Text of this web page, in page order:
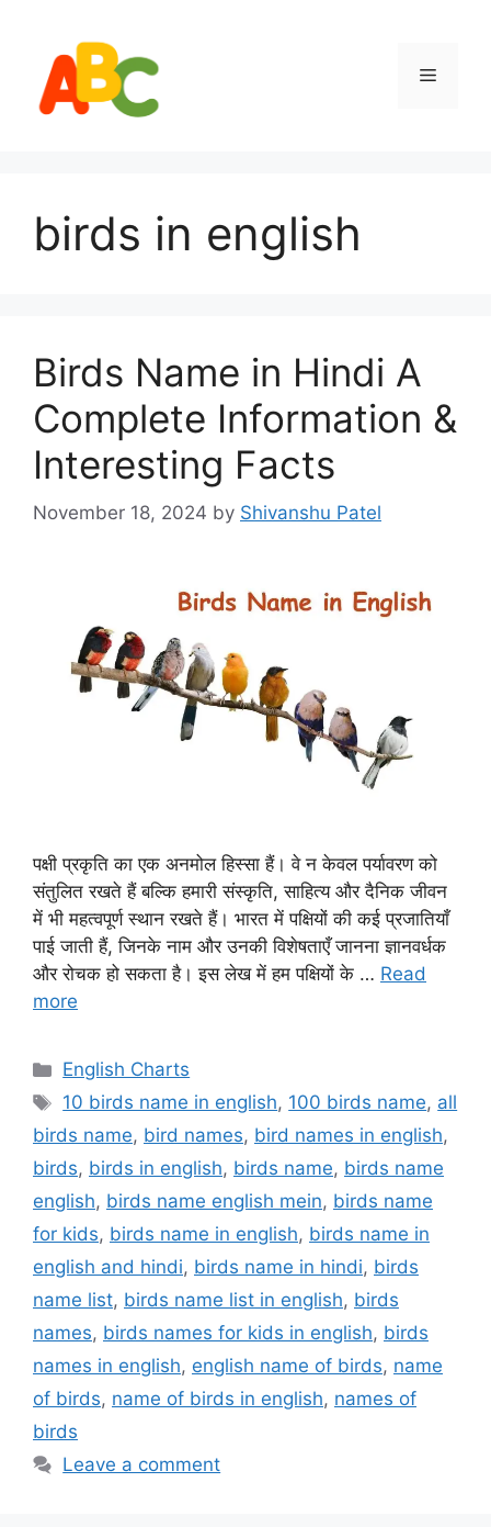
content
Menu
birds in english
Birds Name in Hindi A
Complete Information &
Interesting Facts
November 18, 2024 by Shivanshu Patel
पक्षी प्रकृति का एक अनमोल हिस्सा हैं। वे न केवल पर्यावरण को
संतुलित रखते हैं बल्कि हमारी संस्कृति, साहित्य और दैनिक जीवन
में भी महत्वपूर्ण स्थान रखते हैं। भारत में पक्षियों की कई प्रजातियाँ
पाई जाती हैं, जिनके नाम और उनकी विशेषताएँ जानना ज्ञानवर्धक
और रोचक हो सकता है। इस लेख में हम पक्षियों के … Read
more
Categories
English Charts
Tags
10 birds name in english, 100 birds name, all
birds name, bird names, bird names in english,
birds, birds in english, birds name, birds name
english, birds name english mein, birds name
for kids, birds name in english, birds name in
english and hindi, birds name in hindi, birds
name list, birds name list in english, birds
names, birds names for kids in english, birds
names in english, english name of birds, name
of birds, name of birds in english, names of
birds
Leave a comment